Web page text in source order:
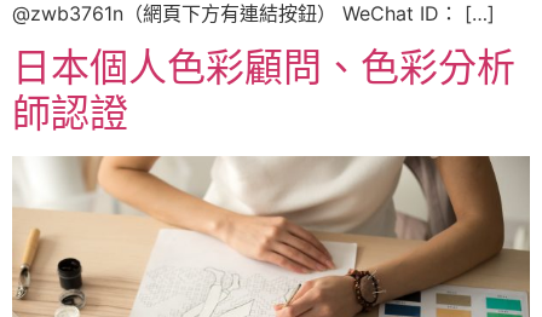
@zwb3761n（網頁下方有連結按鈕） WeChat ID： […]
日本個人色彩顧問、色彩分析
師認證